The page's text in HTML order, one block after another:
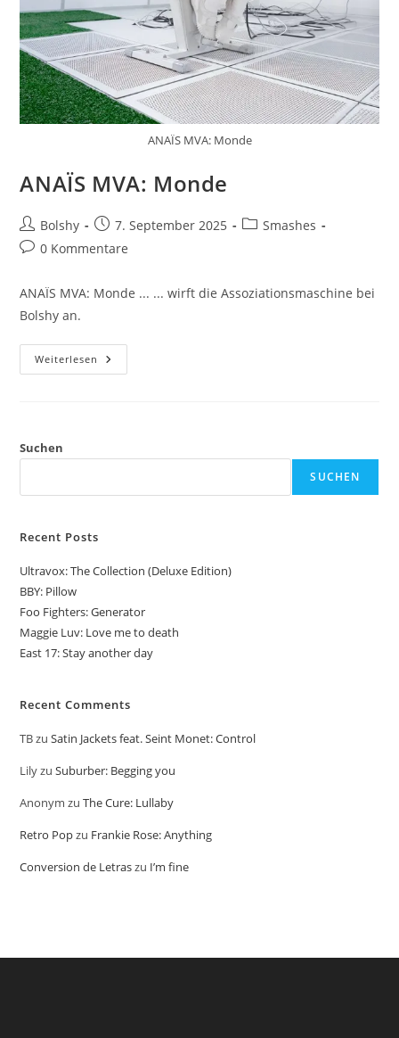
ANAÏS MVA: Monde
ANAÏS MVA: Monde
Beitrags-
Autor:
Bolshy
Beitrag
veröffentlicht:
7. September 2025
Beitrags-
Smashes
Beitrags-
0 Kommentare
ANAÏS MVA: Monde ... ... wirft die Assoziationsmaschine bei
Bolshy an.
Weiterlesen ANAÏS
MVA:
Suchen
SUCHEN
Recent Posts
Ultravox: The Collection (Deluxe Edition)
BBY: Pillow
Foo Fighters: Generator
Maggie Luv: Love me to death
East 17: Stay another day
Recent Comments
TBzuSatin Jackets feat. Seint Monet: Control
LilyzuSuburber: Begging you
Anonym zuThe Cure: Lullaby
Retro Popzu Frankie Rose: Anything
Conversion de Letraszu I’m fine